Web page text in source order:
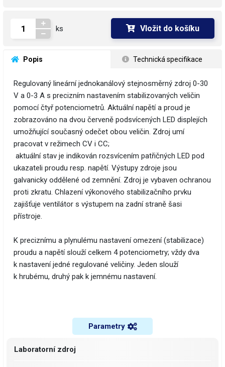
ks Vložit do košíku
Popis Technická specifikace
Regulovaný lineární jednokanálový stejnosměrný zdroj 0-30
V a 0-3 A s precizním nastavením stabilizovaných veličin
pomocí čtyř potenciometrů. Aktuální napětí a proud je
zobrazováno na dvou červeně podsvícených LED displejích
umožňující současný odečet obou veličin. Zdroj umí
pracovat v režimech CV i CC;
aktuální stav je indikován rozsvícením patřičných LED pod
ukazateli proudu resp. napětí. Výstupy zdroje jsou
galvanicky oddělené od zemnění. Zdroj je vybaven ochranou
proti zkratu. Chlazení výkonového stabilizačního prvku
zajišťuje ventilátor s výstupem na zadní straně šasi
přístroje.
K preciznímu a plynulému nastavení omezení (stabilizace)
proudu a napětí slouží celkem 4 potenciometry; vždy dva
k nastavení jedné regulované veličiny. Jeden slouží
k hrubému, druhý pak k jemnému nastavení.
Parametry
Laboratorní zdroj